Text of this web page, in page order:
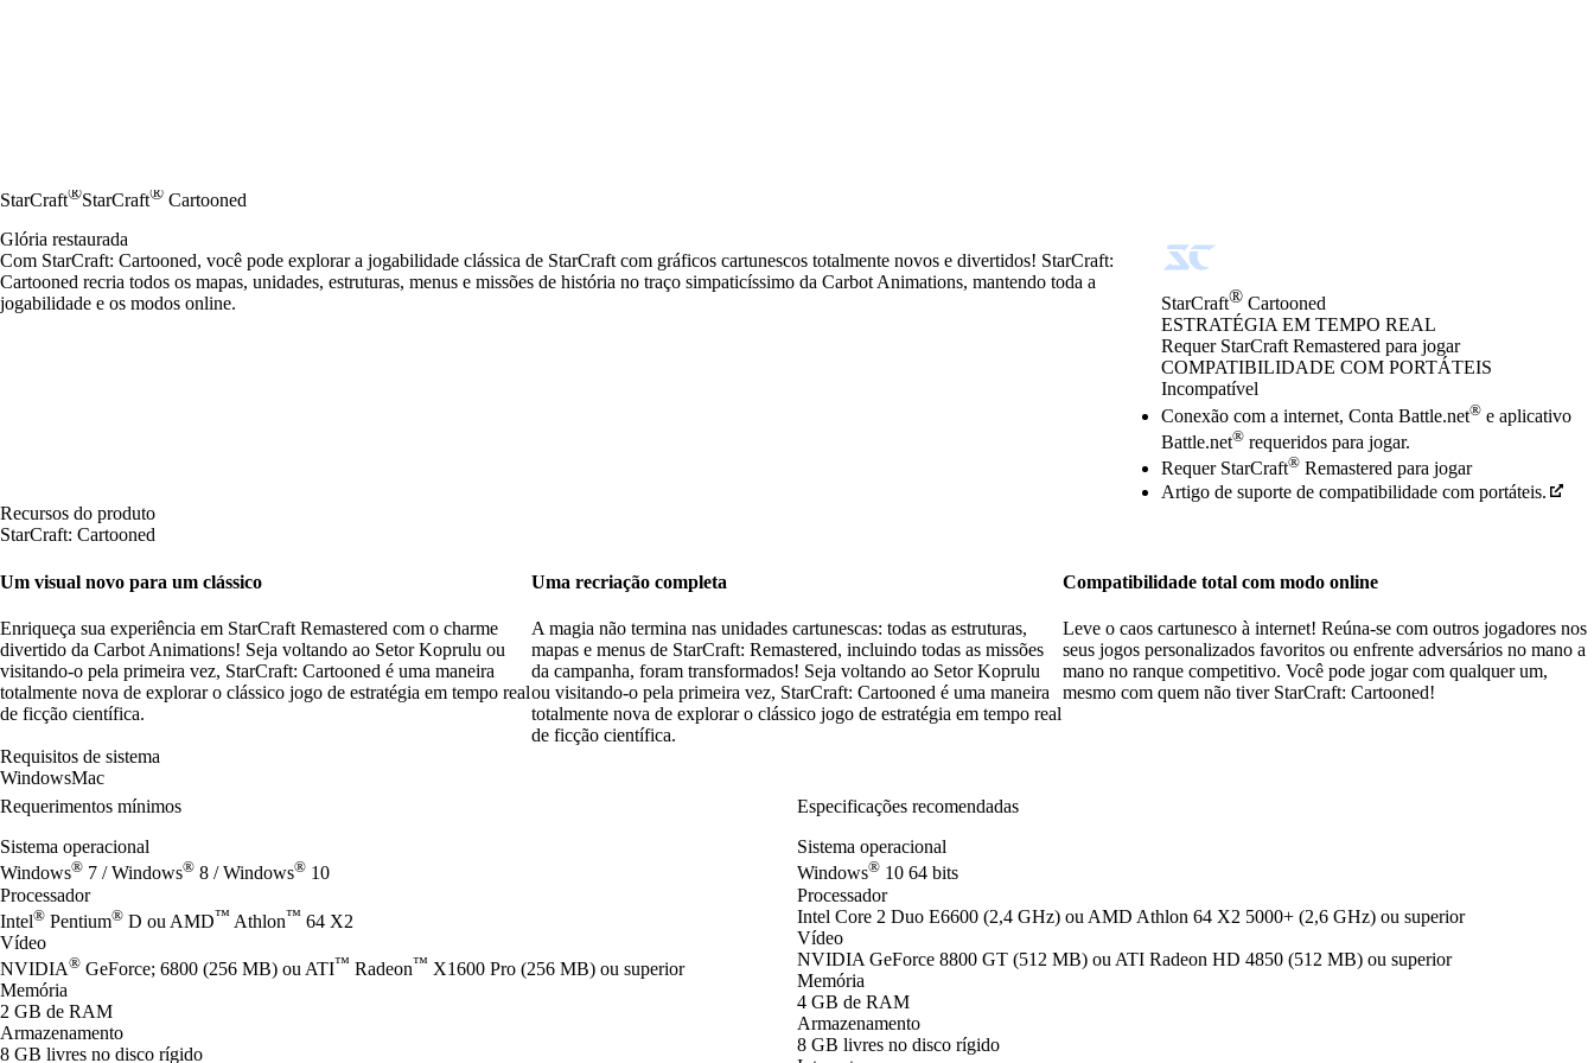
StarCraft®StarCraft® Cartooned
StarCraft® Cartooned
ESTRATÉGIA EM TEMPO REAL
Product Notification
Requer StarCraft Remastered para jogar
Preço
Available actions
COMPATIBILIDADE COM PORTÁTEIS
Incompatível
Conexão com a internet, Conta Battle.net® e aplicativo
Battle.net® requeridos para jogar.
Requer StarCraft® Remastered para jogar
Artigo de suporte de compatibilidade com portáteis.
Glória restaurada
Com StarCraft: Cartooned, você pode explorar a jogabilidade clássica de StarCraft com gráficos cartunescos totalmente novos e divertidos! StarCraft:
Cartooned recria todos os mapas, unidades, estruturas, menus e missões de história no traço simpaticíssimo da Carbot Animations, mantendo toda a
jogabilidade e os modos online.
Recursos do produto
StarCraft: Cartooned
Um visual novo para um clássico
Enriqueça sua experiência em StarCraft Remastered com o charme
divertido da Carbot Animations! Seja voltando ao Setor Koprulu ou
visitando-o pela primeira vez, StarCraft: Cartooned é uma maneira
totalmente nova de explorar o clássico jogo de estratégia em tempo real
de ficção científica.
Uma recriação completa
A magia não termina nas unidades cartunescas: todas as estruturas,
mapas e menus de StarCraft: Remastered, incluindo todas as missões
da campanha, foram transformados! Seja voltando ao Setor Koprulu
ou visitando-o pela primeira vez, StarCraft: Cartooned é uma maneira
totalmente nova de explorar o clássico jogo de estratégia em tempo real
de ficção científica.
Compatibilidade total com modo online
Leve o caos cartunesco à internet! Reúna-se com outros jogadores nos
seus jogos personalizados favoritos ou enfrente adversários no mano a
mano no ranque competitivo. Você pode jogar com qualquer um,
mesmo com quem não tiver StarCraft: Cartooned!
Requisitos de sistema
WindowsMac
Requerimentos mínimos
Sistema operacional
Windows® 7 / Windows® 8 / Windows® 10
Processador
Intel® Pentium® D ou AMD™ Athlon™ 64 X2
Vídeo
NVIDIA® GeForce; 6800 (256 MB) ou ATI™ Radeon™ X1600 Pro (256 MB) ou superior
Memória
2 GB de RAM
Armazenamento
8 GB livres no disco rígido
Especificações recomendadas
Sistema operacional
Windows® 10 64 bits
Processador
Intel Core 2 Duo E6600 (2,4 GHz) ou AMD Athlon 64 X2 5000+ (2,6 GHz) ou superior
Vídeo
NVIDIA GeForce 8800 GT (512 MB) ou ATI Radeon HD 4850 (512 MB) ou superior
Memória
4 GB de RAM
Armazenamento
8 GB livres no disco rígido